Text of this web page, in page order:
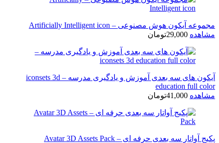
مجموعه آیکون هوش مصنوعی – Artificially Intelligent icon
مشاهده 29,000تومان
آیکون های سه بعدی آموزش و یادگیری مدرسه – iconsets 3d
education full color
مشاهده 41,000تومان
پکیج آواتار سه بعدی حرفه ای – Avatar 3D Assets Pack